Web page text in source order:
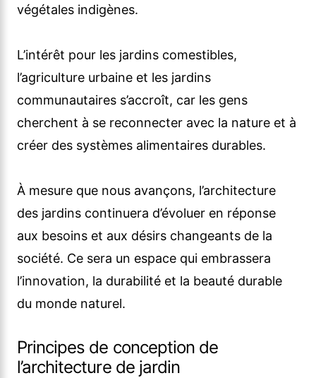
végétales indigènes.
L’intérêt pour les jardins comestibles,
l’agriculture urbaine et les jardins
communautaires s’accroît, car les gens
cherchent à se reconnecter avec la nature et à
créer des systèmes alimentaires durables.
À mesure que nous avançons, l’architecture
des jardins continuera d’évoluer en réponse
aux besoins et aux désirs changeants de la
société. Ce sera un espace qui embrassera
l’innovation, la durabilité et la beauté durable
du monde naturel.
Principes de conception de
l’architecture de jardin